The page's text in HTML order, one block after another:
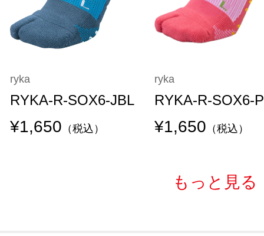
ryka
RYKA-R-SOX6-JBL
¥1,650 （税込）
ryka
RYKA-R-SOX6-
¥1,650 （税込）
もっと見る